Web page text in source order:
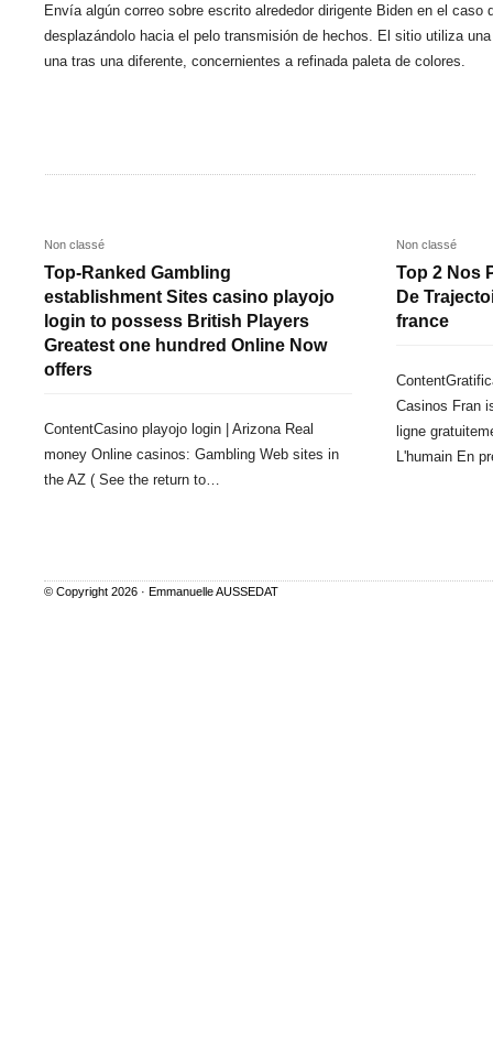
Envía algún correo sobre escrito alrededor dirigente Biden en el
desplazándolo hacia el pelo transmisión de hechos. El sitio utiliza
una tras una diferente, concernientes a refinada paleta de colores.
Non classé
Top-Ranked Gambling
establishment Sites casino playojo
login to possess British Players
Greatest one hundred Online Now
offers
ContentCasino playojo login | Arizona Real
money Online casinos: Gambling Web sites in
the AZ ( See the return to…
Non classé
Top 2 Nos
De
france
Casinos Fran
ligne
L'humain En
© Copyright 2026 · Emmanuelle AUSSEDAT